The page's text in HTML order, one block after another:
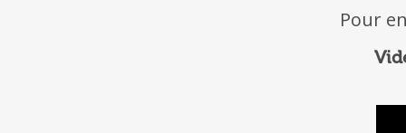
Pour